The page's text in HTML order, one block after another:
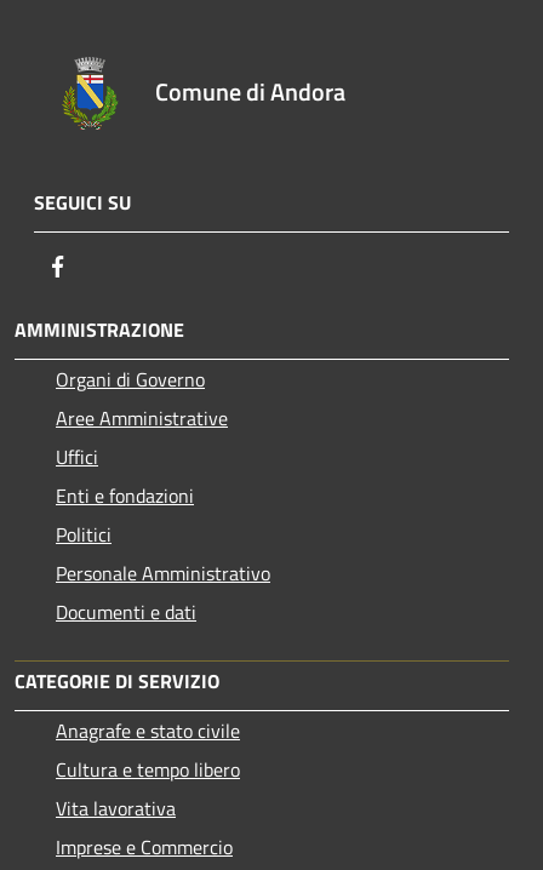
Comune di Andora
SEGUICI SU
AMMINISTRAZIONE
Organi di Governo
Aree Amministrative
Uffici
Enti e fondazioni
Politici
Personale Amministrativo
Documenti e dati
CATEGORIE DI SERVIZIO
Anagrafe e stato civile
Cultura e tempo libero
Vita lavorativa
Imprese e Commercio